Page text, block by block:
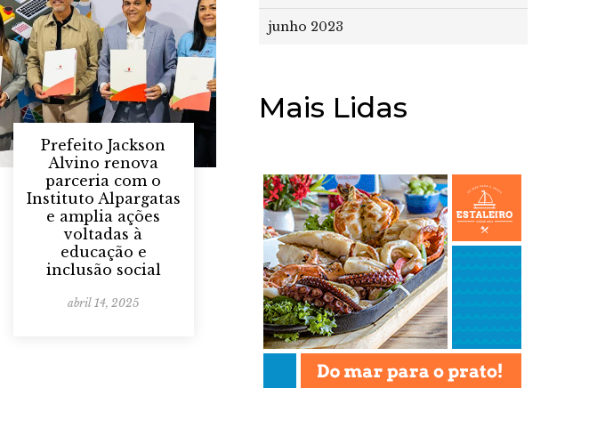
Prefeito Jackson
Alvino renova
parceria com o
Instituto Alpargatas
e amplia ações
voltadas à
educação e
inclusão social
abril 14, 2025
junho 2023
Mais Lidas